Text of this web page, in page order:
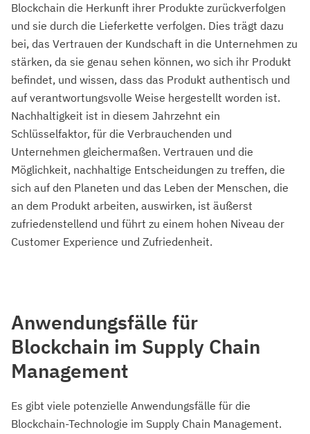
Blockchain die Herkunft ihrer Produkte zurückverfolgen
und sie durch die Lieferkette verfolgen. Dies trägt dazu
bei, das Vertrauen der Kundschaft in die Unternehmen zu
stärken, da sie genau sehen können, wo sich ihr Produkt
befindet, und wissen, dass das Produkt authentisch und
auf verantwortungsvolle Weise hergestellt worden ist.
Nachhaltigkeit ist in diesem Jahrzehnt ein
Schlüsselfaktor, für die Verbrauchenden und
Unternehmen gleichermaßen. Vertrauen und die
Möglichkeit, nachhaltige Entscheidungen zu treffen, die
sich auf den Planeten und das Leben der Menschen, die
an dem Produkt arbeiten, auswirken, ist äußerst
zufriedenstellend und führt zu einem hohen Niveau der
Customer Experience und Zufriedenheit.
Anwendungsfälle für
Blockchain im Supply Chain
Management
Es gibt viele potenzielle Anwendungsfälle für die
Blockchain-Technologie im Supply Chain Management.